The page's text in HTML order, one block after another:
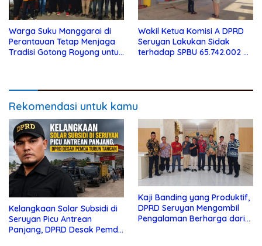
Warga Suku Manggarai di
Perantauan Tetap Menjaga
Tradisi Gotong Royong untuk
Wakil Ketua Komisi A DPRD
Seruyan Lakukan Sidak
terhadap SPBU 65.742.002 di
Rekomendasi untuk kamu
Kelangkaan Solar Subsidi di
Seruyan Picu Antrean
Panjang, DPRD Desak Pemda
Kaji Banding yang Produktif,
DPRD Seruyan Mengambil
Pengalaman Berharga dari